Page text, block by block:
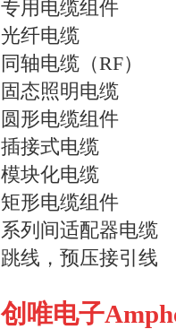
专用电缆组件
光纤电缆
同轴电缆（RF）
固态照明电缆
圆形电缆组件
插接式电缆
模块化电缆
矩形电缆组件
系列间适配器电缆
跳线，预压接引线
创唯电子